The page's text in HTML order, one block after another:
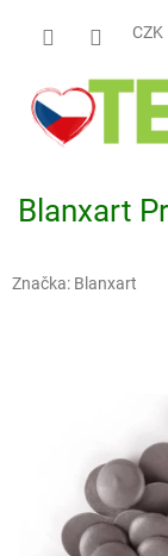
CZK
Blanxart
Značka: Blanxart